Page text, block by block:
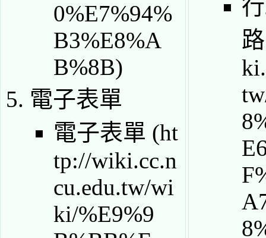
電子表單
電子表單
路